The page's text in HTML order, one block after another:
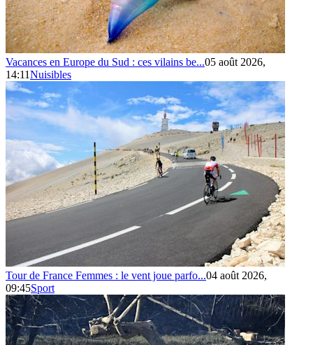
Vacances en Europe du Sud : ces vilains be...05 août 2026,
14:11Nuisibles
Tour de France Femmes : le vent joue parfo...04 août 2026,
09:45Sport